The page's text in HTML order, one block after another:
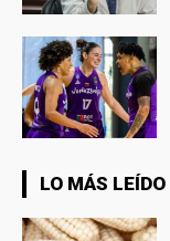
LO MÁS LEÍDO